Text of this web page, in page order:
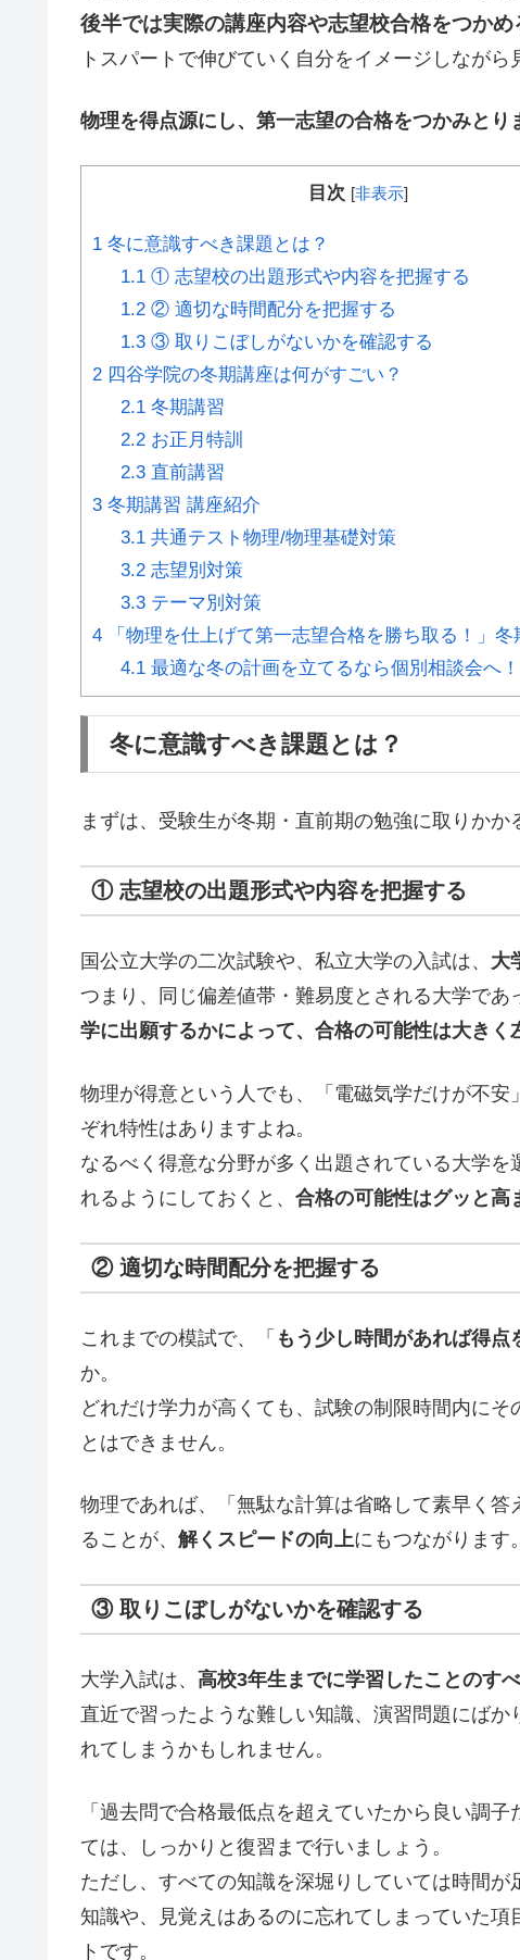
後半では実際の講座内容や志望校合格をつか
トスパートで伸びていく自分をイメージしながら
物理を得点源にし、第一志望の合格をつかみとり
目次 [非表示]
1 冬に意識すべき課題とは？
1.1① 志望校の出題形式や内容を把握する
1.2② 適切な時間配分を把握する
1.3③ 取りこぼしがないかを確認する
2 四谷学院の冬期講座は何がすごい？
2.1冬期講習
2.2お正月特訓
2.3直前講習
3 冬期講習 講座紹介
3.1共通テスト物理/物理基礎対策
3.2志望別対策
3.3テーマ別対策
4 「物理を仕上げて第一志望合格を勝ち取る！」冬
4.1最適な冬の計画を立てるなら個別相談会へ！
冬に意識すべき課題とは？
まずは、受験生が冬期・直前期の勉強に取りかか
① 志望校の出題形式や内容を把握する
国公立大学の二次試験や、私立大学の入試は、 大
つまり、同じ偏差値帯・難易度とされる大学であ
学に出願するかによって、合格の可能性は大きく
物理が得意という人でも、「電磁気学だけが不
ぞれ特性はありますよね。
なるべく得意な分野が多く出題されている大学
れるようにしておくと、 合格の可能性はグッと高
② 適切な時間配分を把握する
これまでの模試で、「 もう少し時間があれば得点
か。
どれだけ学力が高くても、試験の制限時間内に
とはできません。
物理であれば、「無駄な計算は省略して素早く
ることが、 解くスピードの向上にもつながります。
③ 取りこぼしがないかを確認する
大学入試は、 高校3年生までに学習したことのす
直近で習ったような難しい知識、演習問題にば
れてしまうかもしれません。
「過去問で合格最低点を超えていたから良い調子
ては、しっかりと復習まで行いましょう。
ただし、すべての知識を深堀りしていては時間
知識や、見覚えはあるのに忘れてしまっていた項
トです。